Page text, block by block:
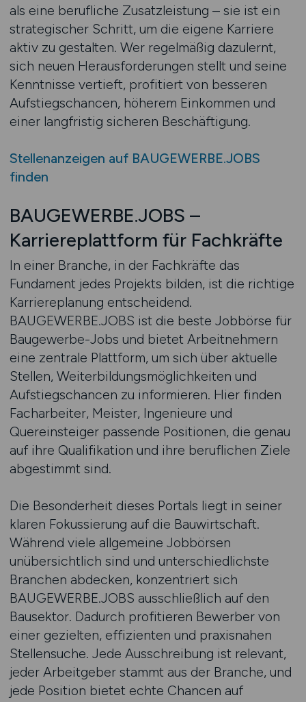
als eine berufliche Zusatzleistung – sie ist ein
strategischer Schritt, um die eigene Karriere
aktiv zu gestalten. Wer regelmäßig dazulernt,
sich neuen Herausforderungen stellt und seine
Kenntnisse vertieft, profitiert von besseren
Aufstiegschancen, höherem Einkommen und
einer langfristig sicheren Beschäftigung.
Stellenanzeigen auf BAUGEWERBE.JOBS
finden
BAUGEWERBE.JOBS –
Karriereplattform für Fachkräfte
In einer Branche, in der Fachkräfte das
Fundament jedes Projekts bilden, ist die richtige
Karriereplanung entscheidend.
BAUGEWERBE.JOBS ist die beste Jobbörse für
Baugewerbe-Jobs und bietet Arbeitnehmern
eine zentrale Plattform, um sich über aktuelle
Stellen, Weiterbildungsmöglichkeiten und
Aufstiegschancen zu informieren. Hier finden
Facharbeiter, Meister, Ingenieure und
Quereinsteiger passende Positionen, die genau
auf ihre Qualifikation und ihre beruflichen Ziele
abgestimmt sind.
Die Besonderheit dieses Portals liegt in seiner
klaren Fokussierung auf die Bauwirtschaft.
Während viele allgemeine Jobbörsen
unübersichtlich sind und unterschiedlichste
Branchen abdecken, konzentriert sich
BAUGEWERBE.JOBS ausschließlich auf den
Bausektor. Dadurch profitieren Bewerber von
einer gezielten, effizienten und praxisnahen
Stellensuche. Jede Ausschreibung ist relevant,
jeder Arbeitgeber stammt aus der Branche, und
jede Position bietet echte Chancen auf